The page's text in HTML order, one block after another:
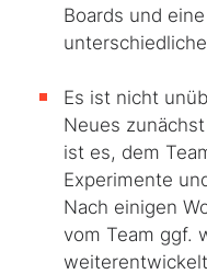
Boards und
Es ist nicht
Neues
ist es, dem
Experimente
Nach einigen
vom Team ggf.